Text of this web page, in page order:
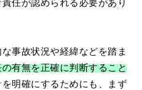
任が認められる必要があり
事故状況や経緯などを踏ま
有無を正確に判断すること
を明確にするためにも、まず